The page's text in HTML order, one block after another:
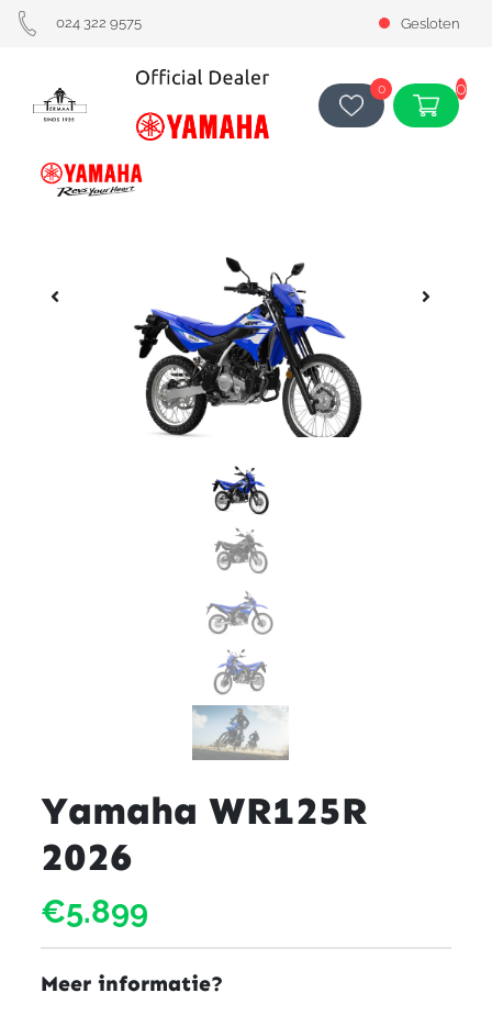
024 322 9575 Gesloten
0 0
Yamaha WR125R
2026
€5.899
Meer informatie?